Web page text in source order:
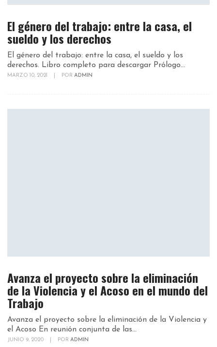
El género del trabajo: entre la casa, el
sueldo y los derechos
El género del trabajo: entre la casa, el sueldo y los
derechos. Libro completo para descargar Prólogo...
MARZO 10, 2021 POR ADMIN
Avanza el proyecto sobre la eliminación
de la Violencia y el Acoso en el mundo del
Trabajo
Avanza el proyecto sobre la eliminación de la Violencia y
el Acoso En reunión conjunta de las...
JUNIO 9, 2020 POR ADMIN